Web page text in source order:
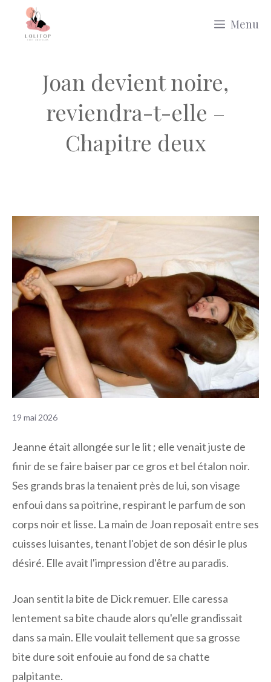
Menu
Joan devient noire,
reviendra-t-elle –
Chapitre deux
19 mai 2026
Jeanne était allongée sur le lit ; elle venait juste de
finir de se faire baiser par ce gros et bel étalon noir.
Ses grands bras la tenaient près de lui, son visage
enfoui dans sa poitrine, respirant le parfum de son
corps noir et lisse. La main de Joan reposait entre ses
cuisses luisantes, tenant l'objet de son désir le plus
désiré. Elle avait l'impression d'être au paradis.
Joan sentit la bite de Dick remuer. Elle caressa
lentement sa bite chaude alors qu'elle grandissait
dans sa main. Elle voulait tellement que sa grosse
bite dure soit enfouie au fond de sa chatte
palpitante.